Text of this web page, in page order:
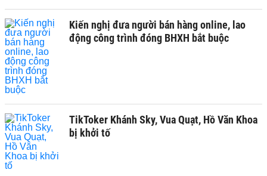
Kiến nghị đưa người bán hàng online, lao
động công trình đóng BHXH bắt buộc
TikToker Khánh Sky, Vua Quạt, Hồ Văn Khoa
bị khởi tố